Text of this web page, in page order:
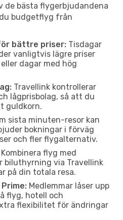
de bästa flygerbjudandena
budgetflyg från
bättre priser: Tisdagar
vanligtvis lägre priser
dagar med hög
Travellink kontrollerar
lågprisbolag, så att du
guldkorn.
sista minuten-resor kan
bokningar i förväg
och fler flygalternativ.
Kombinera flyg med
biluthyrning via Travellink
på din totala resa.
Medlemmar låser upp
flyg, hotell och
flexibilitet för ändringar